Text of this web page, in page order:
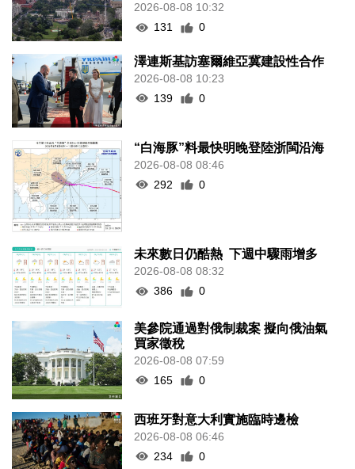
2026-08-08 10:32
131
0
澤連斯基訪塞爾維亞冀建設性合作
2026-08-08 10:23
139
0
“白海豚”料最快明晚登陸浙閩沿海
2026-08-08 08:46
292
0
未來數日仍酷熱 下週中驟雨增多
2026-08-08 08:32
386
0
美參院通過對俄制裁案 擬向俄油氣
買家徵稅
2026-08-08 07:59
165
0
西班牙對意大利實施臨時邊檢
2026-08-08 06:46
234
0